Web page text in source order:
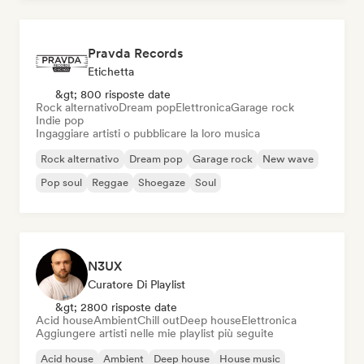
Pravda Records
Etichetta
&gt; 800 risposte date
Rock alternativoDream popElettronicaGarage rock
Indie pop
Ingaggiare artisti o pubblicare la loro musica
Rock alternativo Dream pop Garage rock
New wave
Pop soul
Reggae Shoegaze Soul
N3UX
Curatore Di Playlist
&gt; 2800 risposte date
Acid houseAmbientChill outDeep houseElettronica
Aggiungere artisti nelle mie playlist più seguite
Acid house Ambient Deep house
House music